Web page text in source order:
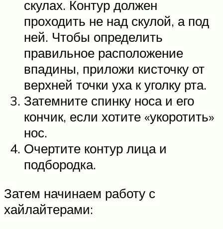
скулах. Контур должен
проходить не над скулой, а под
ней. Чтобы определить
правильное расположение
впадины, приложи кисточку от
верхней точки уха к уголку рта.
Затемните спинку носа и его
кончик, если хотите «укоротить»
нос.
Очертите контур лица и
подбородка.
Затем начинаем работу с
хайлайтерами: